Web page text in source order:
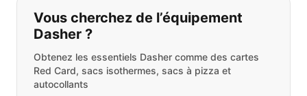
Vous cherchez de l’équipement
Dasher ?
Obtenez les essentiels Dasher comme des cartes
Red Card, sacs isothermes, sacs à pizza et
autocollants